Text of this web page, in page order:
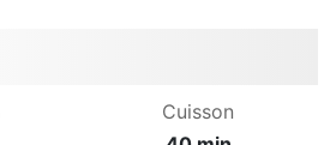
Cuisson